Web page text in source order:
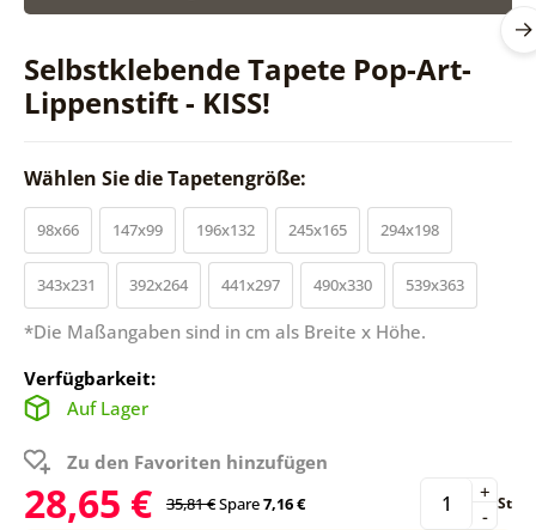
Selbstklebende Tapete Pop-Art-
Lippenstift - KISS!
Wählen Sie die Tapetengröße:
98x66 147x99 196x132 245x165 294x198
343x231 392x264 441x297 490x330 539x363
*Die Maßangaben sind in cm als Breite x Höhe.
Verfügbarkeit:
Auf Lager
Zu den Favoriten hinzufügen
28,65 € 35,81 €Spare7,16 € -
+ St